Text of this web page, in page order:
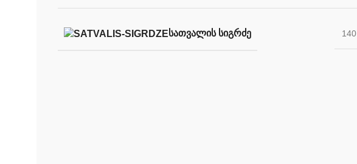
ᲡᲐᲗᲕᲐᲚᲘᲡ ᲡᲘᲒᲠᲫᲔ